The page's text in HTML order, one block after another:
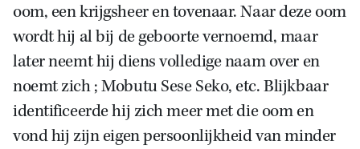
oom, een krijgsheer en tovenaar. Naar deze oom
wordt hij al bij de geboorte vernoemd, maar
later neemt hij diens volledige naam over en
noemt zich ; Mobutu Sese Seko, etc. Blijkbaar
identificeerde hij zich meer met die oom en
vond hij zijn eigen persoonlijkheid van minder